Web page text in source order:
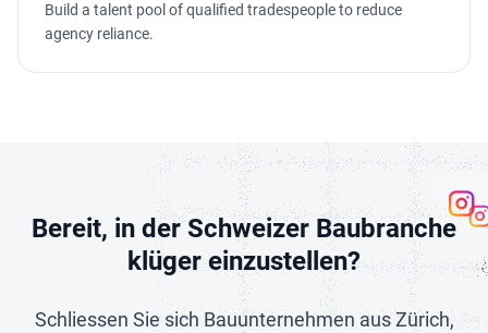
Build a talent pool of qualified tradespeople to reduce
agency reliance.
Bereit, in der Schweizer Baubranche
klüger einzustellen?
Schliessen Sie sich Bauunternehmen aus Zürich,